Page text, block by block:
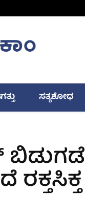
ಸತ್ಯಶೋಧ
ಬಿಡುಗಡೆ